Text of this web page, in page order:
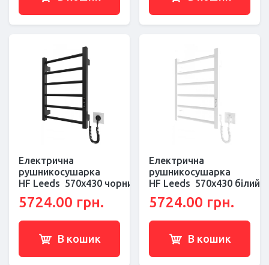
Електрична
рушникосушарка
HF Leeds 570x430 чорний мат
5724.00 грн.
В кошик
Електрична
рушникосушарка
HF Leeds 570x430 білий
5724.00 грн.
В кошик